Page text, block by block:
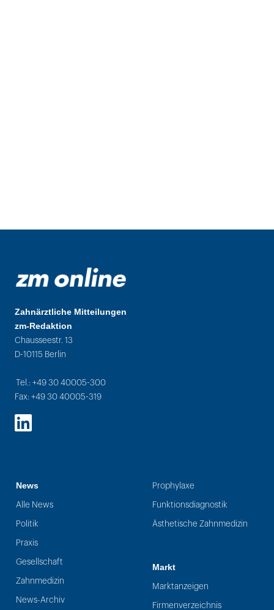
Zahnärztliche Mitteilungen
zm-Redaktion
Chausseestr. 13
D-10115 Berlin
Tel.: +49 30 40005-300
Fax: +49 30 40005-319
LinkedIn
News
Alle News
Politik
Praxis
Gesellschaft
Zahnmedizin
News-Archiv
Prophylaxe
Funktionsdiagnostik
Ästhetische Zahnmedizin
Markt
Marktanzeigen
Firmenverzeichnis